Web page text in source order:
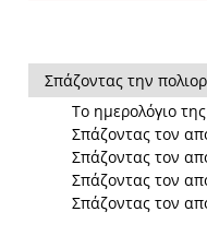
Σπάζοντας την
Το ημερολόγιο
Σπάζοντας τον
Σπάζοντας τον
Σπάζοντας τον
Σπάζοντας τον